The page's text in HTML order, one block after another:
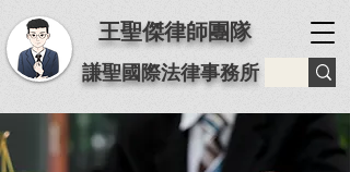
王聖傑律師團隊
謙聖國際法律事務所